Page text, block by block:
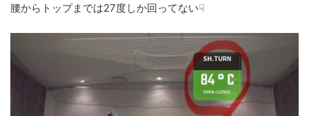
腰からトップまでは27度しか回ってない☟